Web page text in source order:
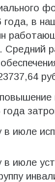
года, в
Средний
года
в июле
в июле